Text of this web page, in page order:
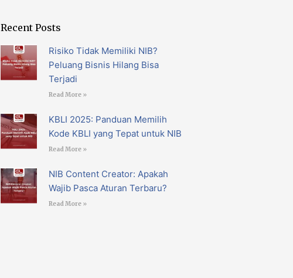
Recent Posts
Risiko Tidak Memiliki NIB?
Peluang Bisnis Hilang Bisa
Terjadi
Read More »
KBLI 2025: Panduan Memilih
Kode KBLI yang Tepat untuk NIB
Read More »
NIB Content Creator: Apakah
Wajib Pasca Aturan Terbaru?
Read More »